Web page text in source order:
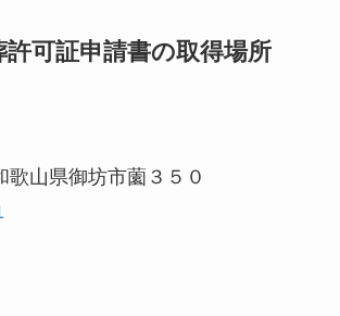
可証申請書の取得場所
歌山県御坊市薗３５０